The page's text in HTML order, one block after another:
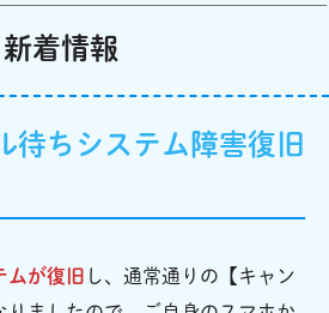
新着情報
待ちシステム障害復旧
ムが復旧 し、通常通りの【キャン